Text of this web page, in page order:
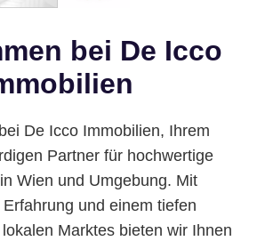
Firmeninfo
Service
bei De Icco
De Icco Immobilien, Ihrem
Partner für hochwertige
Wien und Umgebung. Mit
und einem tiefen
Marktes bieten wir Ihnen